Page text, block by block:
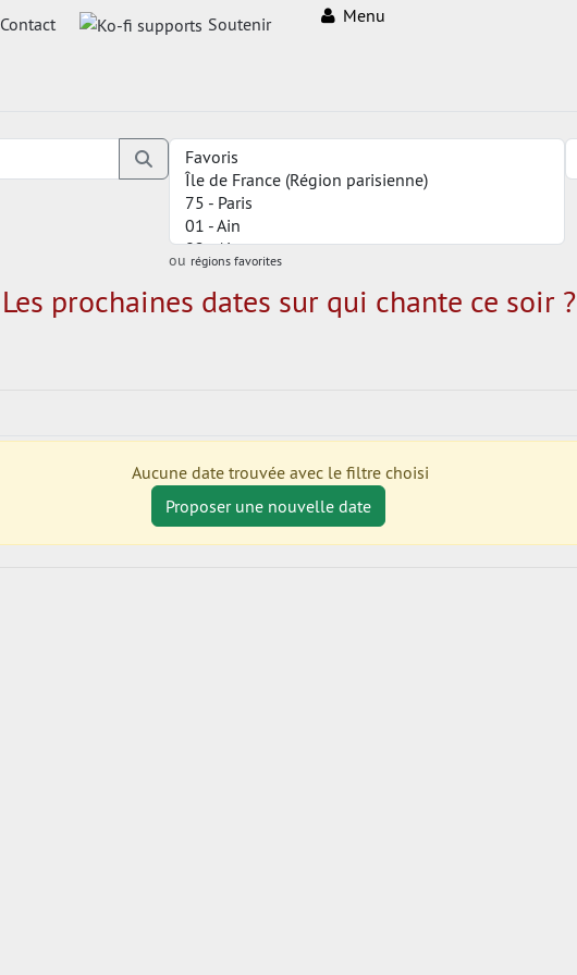
Contact Soutenir Menu
ou régions favorites
Les prochaines dates sur qui chante ce soir ?
Aucune date trouvée avec le filtre choisi
Proposer une nouvelle date